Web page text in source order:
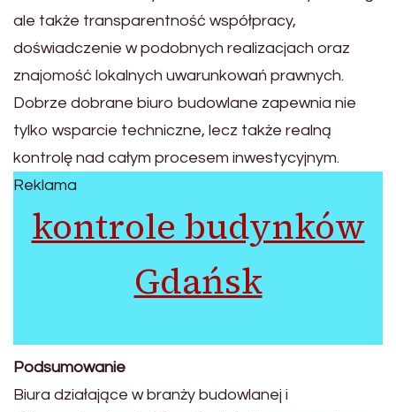
ale także transparentność współpracy,
doświadczenie w podobnych realizacjach oraz
znajomość lokalnych uwarunkowań prawnych.
Dobrze dobrane biuro budowlane zapewnia nie
tylko wsparcie techniczne, lecz także realną
kontrolę nad całym procesem inwestycyjnym.
Reklama
kontrole budynków
Gdańsk
Podsumowanie
Biura działające w branży budowlanej i